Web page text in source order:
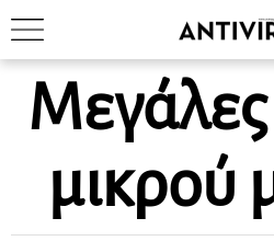
Μεγάλες
μικρού